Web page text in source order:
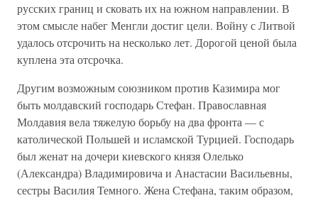
русских границ и сковать их на южном направлении. В
этом смысле набег Менгли достиг цели. Войну с Литвой
удалось отсрочить на несколько лет. Дорогой ценой была
куплена эта отсрочка.
Другим возможным союзником против Казимира мог
быть молдавский господарь Стефан. Православная
Молдавия вела тяжелую борьбу на два фронта — с
католической Польшей и исламской Турцией. Господарь
был женат на дочери киевского князя Олелько
(Александра) Владимировича и Анастасии Васильевны,
сестры Василия Темного. Жена Стефана, таким образом,